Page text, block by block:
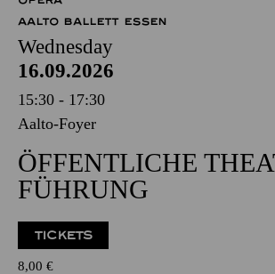
AALTO BALLETT ESSEN
Wednesday
16.09.2026
15:30 - 17:30
Aalto-Foyer
ÖFFENTLICHE
FÜHRUNG
TICKETS
8,00 €